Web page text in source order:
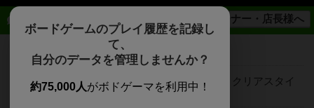
オーナー・店長様へ
〒175-0093
住所
東京都板橋区赤塚新町1-23-7 クリアスタイ
ルビル3F
ボードゲームのプレイ履歴を記録し
て、
自分のデータを管理しませんか？
約75,000人がボドゲーマを利用中！